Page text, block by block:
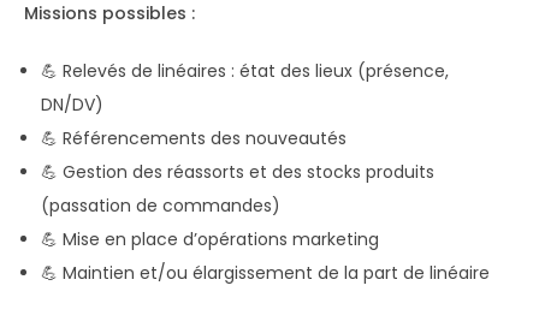
Missions possibles :
💪 Relevés de linéaires : état des lieux (présence,
DN/DV)
💪 Référencements des nouveautés
💪 Gestion des réassorts et des stocks produits
(passation de commandes)
💪 Mise en place d’opérations marketing
💪 Maintien et/ou élargissement de la part de linéaire